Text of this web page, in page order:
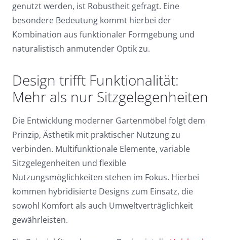
genutzt werden, ist Robustheit gefragt. Eine
besondere Bedeutung kommt hierbei der
Kombination aus funktionaler Formgebung und
naturalistisch anmutender Optik zu.
Design trifft Funktionalität:
Mehr als nur Sitzgelegenheiten
Die Entwicklung moderner Gartenmöbel folgt dem
Prinzip, Ästhetik mit praktischer Nutzung zu
verbinden. Multifunktionale Elemente, variable
Sitzgelegenheiten und flexible
Nutzungsmöglichkeiten stehen im Fokus. Hierbei
kommen hybridisierte Designs zum Einsatz, die
sowohl Komfort als auch Umweltverträglichkeit
gewährleisten.